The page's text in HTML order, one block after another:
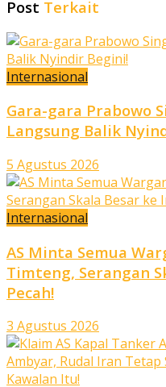
Post Terkait
Internasional
Gara-gara Prabowo
Langsung Balik
5 Agustus 2026
Internasional
AS Minta Semua
Timteng, Serangan
Pecah!
3 Agustus 2026